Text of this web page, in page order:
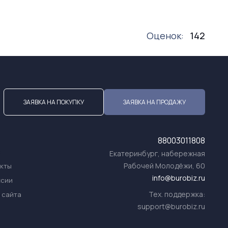
Оценок: 142
ЗАЯВКА НА ПОКУПКУ ЗАЯВКА НА ПРОДАЖУ
88003011808
Екатеринбург, набережная
Рабочей Молодёжи, 60
info@burobiz.ru
Тех. поддержка:
support@burobiz.ru
сайта